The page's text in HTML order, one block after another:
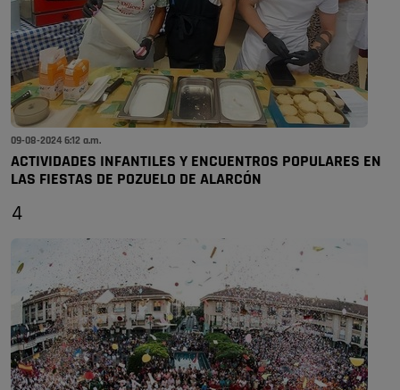
09-08-2024 6:12 a.m.
ACTIVIDADES INFANTILES Y ENCUENTROS POPULARES EN
LAS FIESTAS DE POZUELO DE ALARCÓN
4